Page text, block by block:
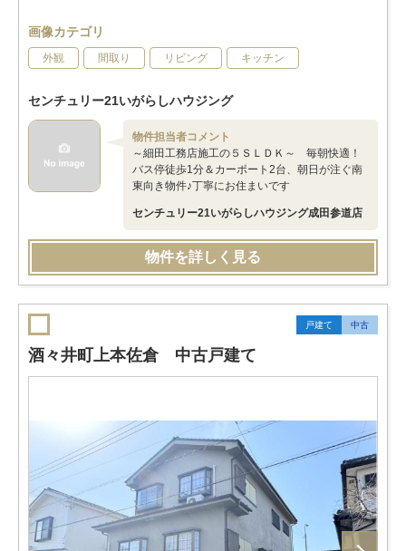
画像カテゴリ
外観 間取り リビング キッチン
センチュリー21いがらしハウジング
物件担当者コメント
～細田工務店施工の５ＳＬＤＫ～ 毎朝快適！
バス停徒歩1分＆カーポート2台、朝日が注ぐ南
東向き物件♪丁寧にお住まいです
センチュリー21いがらしハウジング成田参道店
物件を詳しく見る
戸建て 中古
酒々井町上本佐倉 中古戸建て